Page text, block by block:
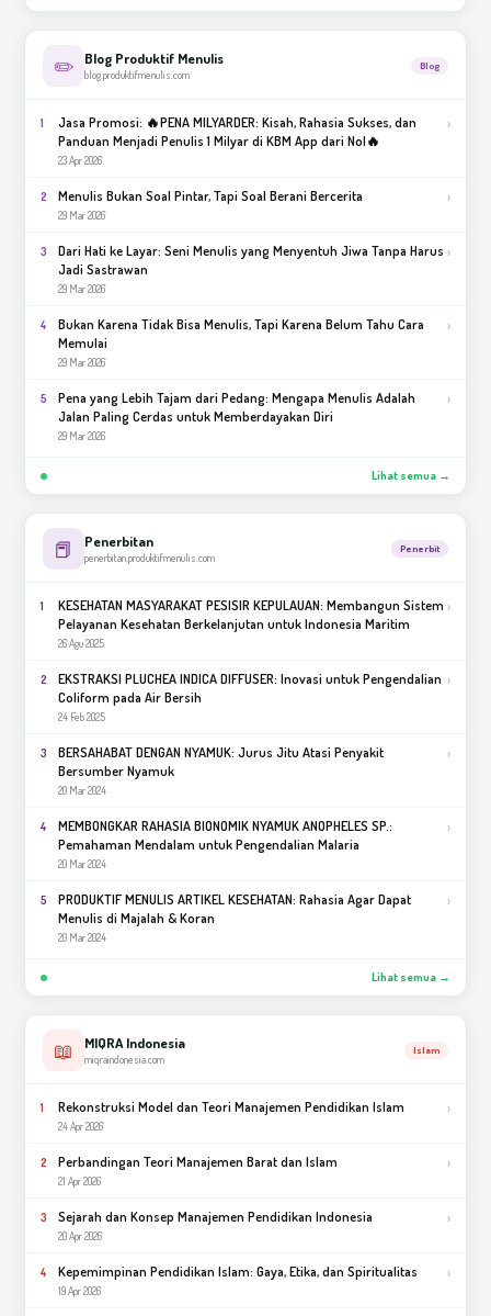
✏️ Blog Produktif Menulis
blog.produktifmenulis.com
Blog
1
Jasa Promosi: 🔥PENA MILYARDER: Kisah, Rahasia Sukses, dan
Panduan Menjadi Penulis 1 Milyar di KBM App dari Nol🔥
23 Apr 2026
›
2 Menulis Bukan Soal Pintar, Tapi Soal Berani Bercerita
29 Mar 2026
›
3
Dari Hati ke Layar: Seni Menulis yang Menyentuh Jiwa Tanpa Harus
Jadi Sastrawan
29 Mar 2026
›
4
Bukan Karena Tidak Bisa Menulis, Tapi Karena Belum Tahu Cara
Memulai
29 Mar 2026
›
5
Pena yang Lebih Tajam dari Pedang: Mengapa Menulis Adalah
Jalan Paling Cerdas untuk Memberdayakan Diri
29 Mar 2026
›
Lihat semua →
📕 Penerbitan
penerbitan.produktifmenulis.com
Penerbit
1
KESEHATAN MASYARAKAT PESISIR KEPULAUAN: Membangun Sistem
Pelayanan Kesehatan Berkelanjutan untuk Indonesia Maritim
26 Agu 2025
›
2
EKSTRAKSI PLUCHEA INDICA DIFFUSER: Inovasi untuk Pengendalian
Coliform pada Air Bersih
24 Feb 2025
›
3
BERSAHABAT DENGAN NYAMUK: Jurus Jitu Atasi Penyakit
Bersumber Nyamuk
20 Mar 2024
›
4
MEMBONGKAR RAHASIA BIONOMIK NYAMUK ANOPHELES SP.:
Pemahaman Mendalam untuk Pengendalian Malaria
20 Mar 2024
›
5
PRODUKTIF MENULIS ARTIKEL KESEHATAN: Rahasia Agar Dapat
Menulis di Majalah & Koran
20 Mar 2024
›
Lihat semua →
📖 MIQRA Indonesia
miqraindonesia.com
Islam
1 Rekonstruksi Model dan Teori Manajemen Pendidikan Islam
24 Apr 2026
›
2 Perbandingan Teori Manajemen Barat dan Islam
21 Apr 2026
›
3 Sejarah dan Konsep Manajemen Pendidikan Indonesia
20 Apr 2026
›
4 Kepemimpinan Pendidikan Islam: Gaya, Etika, dan Spiritualitas
19 Apr 2026
›